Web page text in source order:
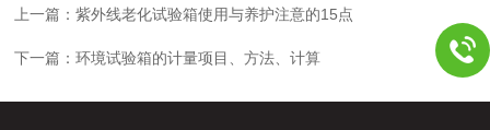
上一篇：紫外线老化试验箱使用与养护注意的15点
下一篇：环境试验箱的计量项目、方法、计算